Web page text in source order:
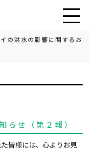
の洪水の影響に関するお
らせ（第２報）
皆様には、心よりお見